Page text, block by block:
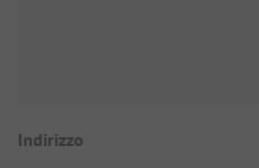
Indirizzo